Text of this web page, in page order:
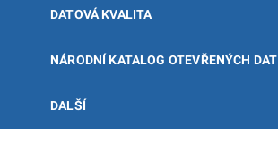
DATOVÁ KVALITA
NÁRODNÍ KATALOG OTEVŘENÝCH DAT
DALŠÍ